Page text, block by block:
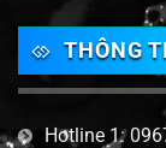
THÔNG
Hotline 1: